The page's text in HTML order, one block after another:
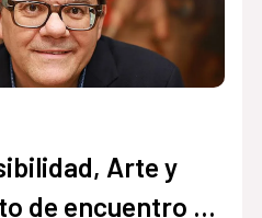
Arte y
de encuentro y